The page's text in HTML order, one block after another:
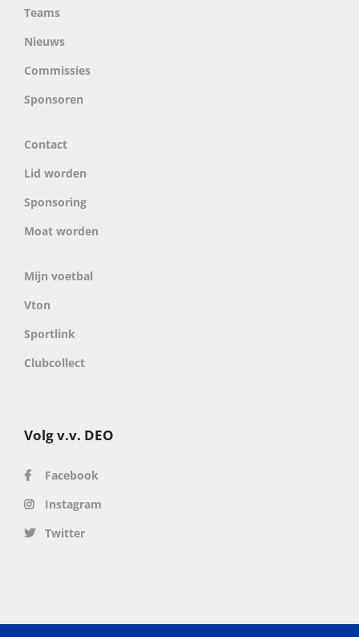
Teams
Nieuws
Commissies
Sponsoren
Contact
Lid worden
Sponsoring
Moat worden
Mijn voetbal
Vton
Sportlink
Clubcollect
Volg v.v. DEO
Facebook
Instagram
Twitter